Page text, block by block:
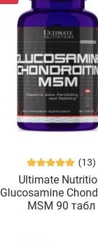
(13)
Ultimate
Glucosamine
MSM 90 табл